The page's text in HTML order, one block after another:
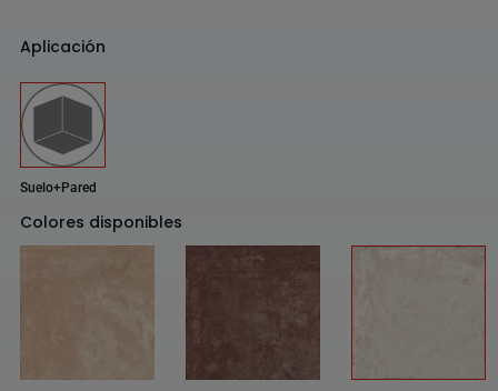
Aplicación
Suelo+Pared
Colores disponibles